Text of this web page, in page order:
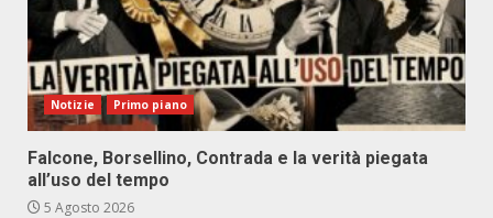
Notizie Primo piano
Falcone, Borsellino, Contrada e la verità piegata
all’uso del tempo
5 Agosto 2026